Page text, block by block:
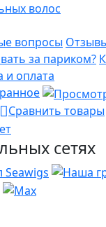
волос
вопросы
за париком?
и оплата
Сравнить товары
сетях